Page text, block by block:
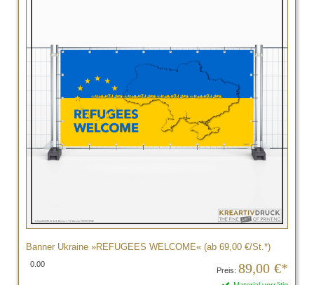
Banner Ukraine »REFUGEES WELCOME« (ab 69,00 €/St.*)
0.00
Preis: 89,00 €*